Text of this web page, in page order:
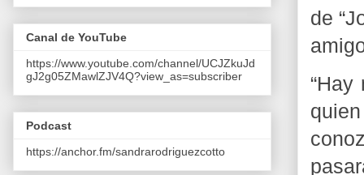
de
Canal de YouTube
https://www.youtube.com/channel/UCJZkuJd
gJ2g05ZMawlZJV4Q?view_as=subscriber
Podcast
https://anchor.fm/sandrarodriguezcotto